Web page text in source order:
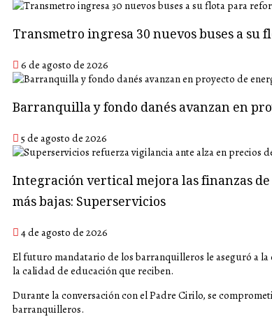
Transmetro ingresa 30 nuevos buses a
6 de agosto de 2026
Barranquilla y fondo danés avanzan en
5 de agosto de 2026
Integración vertical mejora las finanzas
más bajas: Superservicios
4 de agosto de 2026
El futuro mandatario de los barranquilleros le aseguró a
la calidad de educación que reciben.
Durante la conversación con el Padre Cirilo, se
barranquilleros.